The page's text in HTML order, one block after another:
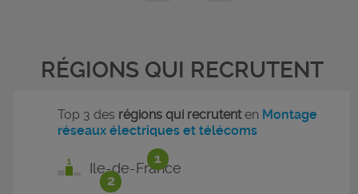
RÉGIONS QUI RECRUTENT
1
2
Top 3 des régions qui recrutenten Montage
réseaux électriques et télécoms
Ile-de-France